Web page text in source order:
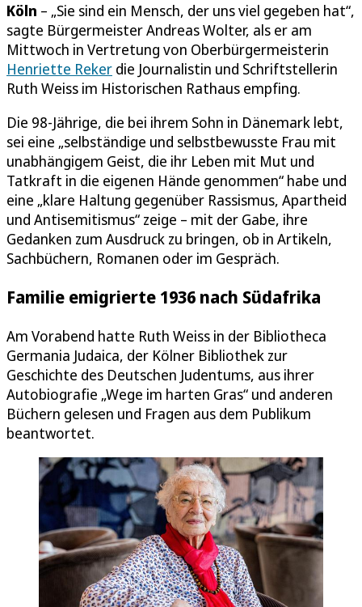
Köln – „Sie sind ein Mensch, der uns viel gegeben hat“,
sagte Bürgermeister Andreas Wolter, als er am
Mittwoch in Vertretung von Oberbürgermeisterin
Henriette Reker die Journalistin und Schriftstellerin
Ruth Weiss im Historischen Rathaus empfing.
Die 98-Jährige, die bei ihrem Sohn in Dänemark lebt,
sei eine „selbständige und selbstbewusste Frau mit
unabhängigem Geist, die ihr Leben mit Mut und
Tatkraft in die eigenen Hände genommen“ habe und
eine „klare Haltung gegenüber Rassismus, Apartheid
und Antisemitismus“ zeige – mit der Gabe, ihre
Gedanken zum Ausdruck zu bringen, ob in Artikeln,
Sachbüchern, Romanen oder im Gespräch.
Familie emigrierte 1936 nach Südafrika
Am Vorabend hatte Ruth Weiss in der Bibliotheca
Germania Judaica, der Kölner Bibliothek zur
Geschichte des Deutschen Judentums, aus ihrer
Autobiografie „Wege im harten Gras“ und anderen
Büchern gelesen und Fragen aus dem Publikum
beantwortet.